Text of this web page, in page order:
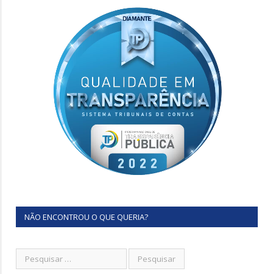
NÃO ENCONTROU O QUE QUERIA?